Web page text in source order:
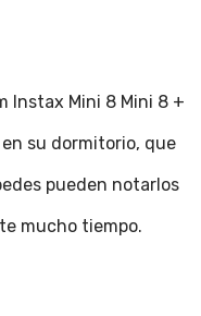
Instax Mini 8 Mini 8 +
su dormitorio, que
pueden notarlos
mucho tiempo.